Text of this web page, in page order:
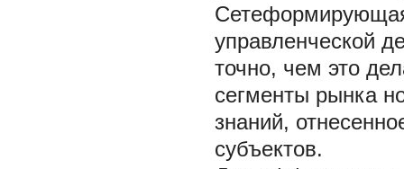
Сетеформирующая
управленческой
точно, чем это
сегменты рынка
знаний,
субъектов.